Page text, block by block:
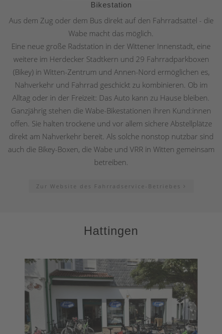
Bikestation
Aus dem Zug oder dem Bus direkt auf den Fahrradsattel - die
Wabe macht das möglich.
Eine neue große Radstation in der Wittener Innenstadt, eine
weitere im Herdecker Stadtkern und 29 Fahrradparkboxen
(Bikey) in Witten-Zentrum und Annen-Nord ermöglichen es,
Nahverkehr und Fahrrad geschickt zu kombinieren. Ob im
Alltag oder in der Freizeit: Das Auto kann zu Hause bleiben.
Ganzjährig stehen die Wabe-Bikestationen ihren Kund:innen
offen. Sie halten trockene und vor allem sichere Abstellplätze
direkt am Nahverkehr bereit. Als solche nonstop nutzbar sind
auch die Bikey-Boxen, die Wabe und VRR in Witten gemeinsam
betreiben.
Zur Website des Fahrradservice-Betriebes
Hattingen